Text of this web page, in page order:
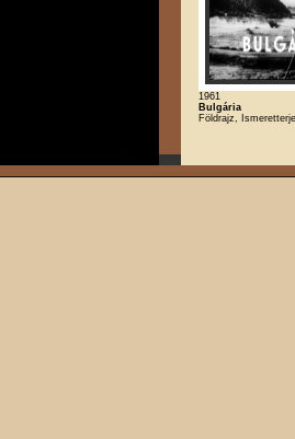
1961
Bulgária
Földrajz,